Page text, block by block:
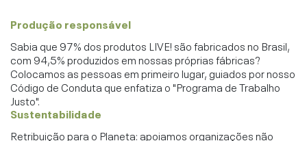
Produção responsável
Sabia que 97% dos produtos LIVE! são fabricados no Brasil,
com 94,5% produzidos em nossas próprias fábricas?
Colocamos as pessoas em primeiro lugar, guiados por nosso
Código de Conduta que enfatiza o "Programa de Trabalho
Justo".
Sustentabilidade
Retribuição para o Planeta: apoiamos organizações não